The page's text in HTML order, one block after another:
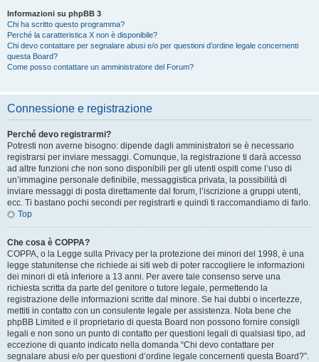
Informazioni su phpBB 3
Chi ha scritto questo programma?
Perché la caratteristica X non è disponibile?
Chi devo contattare per segnalare abusi e/o per questioni d’ordine legale concernenti
questa Board?
Come posso contattare un amministratore del Forum?
Connessione e registrazione
Perché devo registrarmi?
Potresti non averne bisogno: dipende dagli amministratori se è necessario
registrarsi per inviare messaggi. Comunque, la registrazione ti darà accesso
ad altre funzioni che non sono disponibili per gli utenti ospiti come l’uso di
un’immagine personale definibile, messaggistica privata, la possibilità di
inviare messaggi di posta direttamente dal forum, l’iscrizione a gruppi utenti,
ecc. Ti bastano pochi secondi per registrarti e quindi ti raccomandiamo di farlo.
Top
Che cosa è COPPA?
COPPA, o la Legge sulla Privacy per la protezione dei minori del 1998, è una
legge statunitense che richiede ai siti web di poter raccogliere le informazioni
dei minori di età inferiore a 13 anni. Per avere tale consenso serve una
richiesta scritta da parte del genitore o tutore legale, permettendo la
registrazione delle informazioni scritte dal minore. Se hai dubbi o incertezze,
mettiti in contatto con un consulente legale per assistenza. Nota bene che
phpBB Limited e il proprietario di questa Board non possono fornire consigli
legali e non sono un punto di contatto per questioni legali di qualsiasi tipo, ad
eccezione di quanto indicato nella domanda “Chi devo contattare per
segnalare abusi e/o per questioni d’ordine legale concernenti questa Board?”.